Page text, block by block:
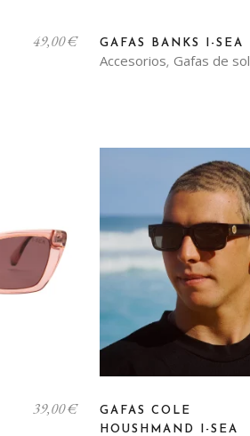
49,00€
Accesorios, Gafas de sol
GAFAS BANKS I-SEA
39,00€
GAFAS COLE
HOUSHMAND I-SEA